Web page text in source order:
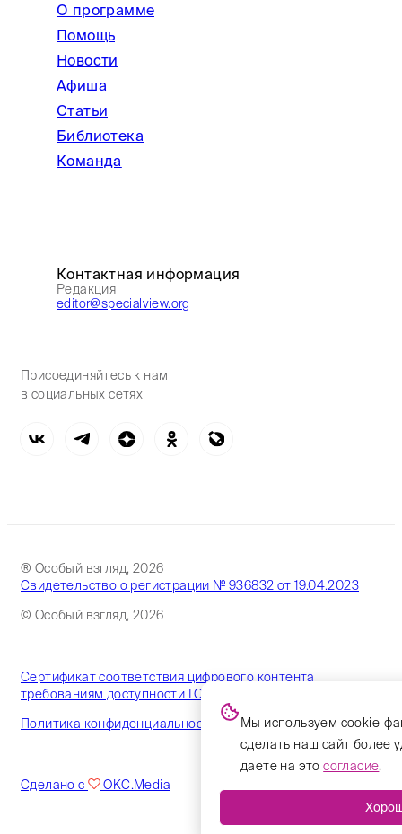
О программе
Помощь
Новости
Афиша
Статьи
Библиотека
Команда
Контактная информация
Редакция
editor@specialview.org
Присоединяйтесь к нам
в социальных сетях
® Особый взгляд, 2026
Свидетельство о регистрации № 936832 от 19.04.2023
© Особый взгляд, 2026
Сертификат соответствия цифрового контента
требованиям доступности ГОСТ
Политика конфиденциальности
Сделано с OKC.Media
Мы используем cookie-
сделать наш сайт более
даете на этосогласие.